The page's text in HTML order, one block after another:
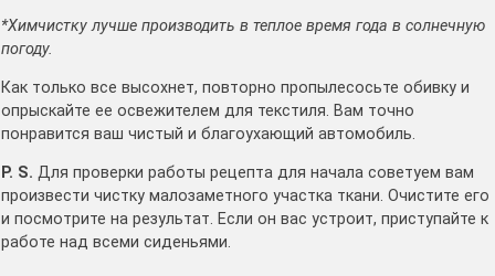
*Химчистку лучше производить в теплое время года в солнечную
погоду.
Как только все высохнет, повторно пропылесосьте обивку и
опрыскайте ее освежителем для текстиля. Вам точно
понравится ваш чистый и благоухающий автомобиль.
P. S. Для проверки работы рецепта для начала советуем вам
произвести чистку малозаметного участка ткани. Очистите его
и посмотрите на результат. Если он вас устроит, приступайте к
работе над всеми сиденьями.